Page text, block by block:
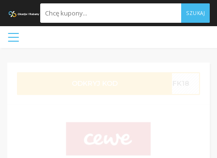
SZUKAJ
ODKRYJ KOD